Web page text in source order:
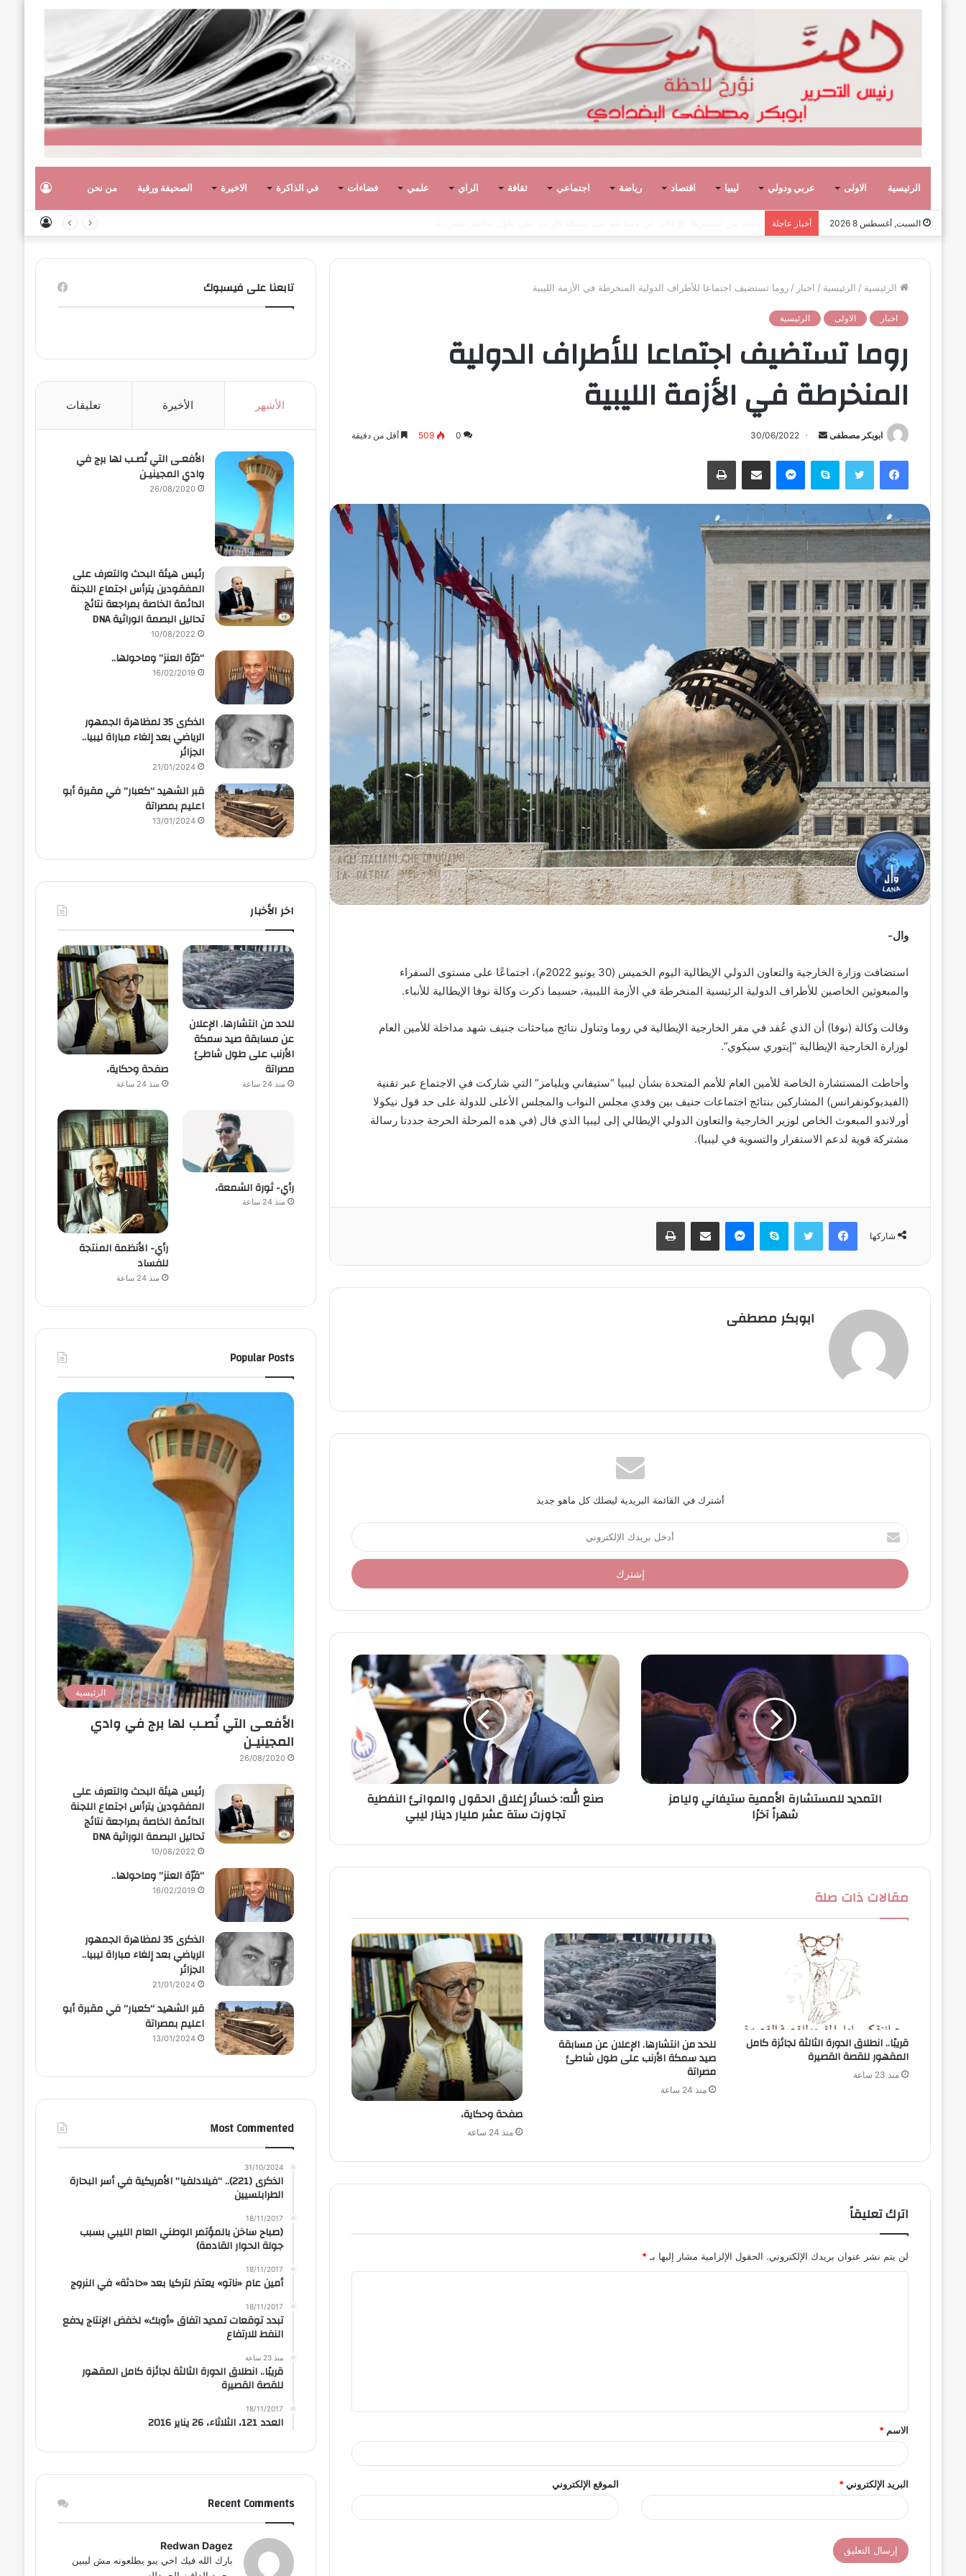
الرئيسية الاولى عربي ودولي ليبيا اقتصاد رياضة اجتماعي ثقافة الراي علمي فضاءات في الذاكرة الاخيرة الصحيفة ورقية من نحن
السبت, أغسطس 8 2026 أخبار عاجلة
الرئيسية / الرئيسية / اخبار / روما تستضيف اجتماعا للأطراف الدولية المنخرطة في الأزمة الليبية
اخبار الاولى الرئيسية
روما تستضيف اجتماعا للأطراف الدولية
المنخرطة في الأزمة الليبية
ابوبكر مصطفى
أ
ب
ر
ي
ا
إ
ل
ك
ت
ر
و
ن
ي
ا
30/06/2022
0
509 أقل من دقيقة
فيسبوك تويتر سكايب ماسنجر مشاركة عبر البريد طباعة
وال-
استضافت وزارة الخارجية والتعاون الدولي الإيطالية اليوم الخميس (30 يونيو 2022م)، اجتماعًا على مستوى السفراء
والمبعوثين الخاصين للأطراف الدولية الرئيسية المنخرطة في الأزمة الليبية، حسبما ذكرت وكالة نوفا الإيطالية للأنباء.
وقالت وكالة (نوفا) أن الذي عُقد في مقر الخارجية الإيطالية في روما وتناول نتائج مباحثات جنيف شهد مداخلة للأمين العام
لوزارة الخارجية الإيطالية “إيتوري سيكوي”.
وأحاطت المستشارة الخاصة للأمين العام للأمم المتحدة بشأن ليبيا “ستيفاني ويليامز” التي شاركت في الاجتماع عبر تقنية
(الفيديوكونفرانس) المشاركين بنتائج اجتماعات جنيف بين وفدي مجلس النواب والمجلس الأعلى للدولة على حد قول نيكولا
أورلاندو المبعوث الخاص لوزير الخارجية والتعاون الدولي الإيطالي إلى ليبيا الذي قال (في هده المرحلة الحرجة جددنا رسالة
مشتركة قوية لدعم الاستقرار والتسوية في ليبيا).
شاركها
فيسبوك تويتر سكايب ماسنجر مشاركة عبر البريد طباعة
ابوبكر مصطفى
أشترك في القائمة البريدية ليصلك كل ماهو جديد
أ
د
خ
ل
د
ا
ل
إ
التمديد للمستشارة الأممية ستيفاني وليامز
شهراً آخرًا
صنع الله: خسائر إغلاق الحقول والموانئ النفطية
تجاوزت ستة عشر مليار دينار ليبي
مقالات ذات صلة
قريبًا.. انطلاق الدورة الثالثة لجائزة كامل
المقهور للقصة القصيرة
منذ 23 ساعة
للحد من انتشارها. الإعلان عن مسابقة
صيد سمكة الأرنب على طول شاطئ
مصراتة
منذ 24 ساعة
صفحة وحكاية،
منذ 24 ساعة
اترك تعليقاً
لن يتم نشر عنوان بريدك الإلكتروني. الحقول الإلزامية مشار إليها بـ *
ق
*
الاسم *
البريد الإلكتروني* الموقع الإلكتروني
تابعنا على فيسبوك
الأشهر الأخيرة تعليقات
الأفعـى التي نُصـب لها برج في
وادي المجينيـن
26/08/2020
رئيس هيئة البحث والتعرف على
المفقودين يترأس اجتماع اللجنة
الدائمة الخاصة بمراجعة نتائج
تحاليل البصمة الوراثية DNA
10/08/2022
“قرّة العنز” وماحولها..
16/02/2019
الذكرى 35 لمظاهرة الجمهور
الرياضي بعد إلغاء مباراة ليبيا..
الجزائر
21/01/2024
قبر الشهيد “كعبار” في مقبرة أبو
اعليم بمصراتة
13/01/2024
اخر الأخبار
للحد من انتشارها. الإعلان
عن مسابقة صيد سمكة
الأرنب على طول شاطئ
مصراتة
منذ 24 ساعة
صفحة وحكاية،
منذ 24 ساعة
رأي- ثورة الشمعة،
منذ 24 ساعة
رأي- الأنظمة المنتجة
للفساد
منذ 24 ساعة
Popular Posts
الرئيسية
الأفعـى التي نُصـب لها برج في وادي
المجينيـن
26/08/2020
رئيس هيئة البحث والتعرف على
المفقودين يترأس اجتماع اللجنة
الدائمة الخاصة بمراجعة نتائج
تحاليل البصمة الوراثية DNA
10/08/2022
“قرّة العنز” وماحولها..
16/02/2019
الذكرى 35 لمظاهرة الجمهور
الرياضي بعد إلغاء مباراة ليبيا..
الجزائر
21/01/2024
قبر الشهيد “كعبار” في مقبرة أبو
اعليم بمصراتة
13/01/2024
Most Commented
31/10/2024
الذكرى (221).. “فيلادلفيا” الأمريكية في أسر البحارة
الطرابلسيين
18/11/2017
(صباح ساخن بالمؤتمر الوطني العام الليبي بسبب
جولة الحوار القادمة)
18/11/2017
أمين عام «ناتو» يعتذر لتركيا بعد «حادثة» في النروج
18/11/2017
تبدد توقعات تمديد اتفاق «أوبك» لخفض الإنتاج يدفع
النفط للارتفاع
منذ 23 ساعة
قريبًا.. انطلاق الدورة الثالثة لجائزة كامل المقهور
للقصة القصيرة
18/11/2017
العدد 121، الثلاثاء، 26 يناير 2016
Recent Comments
Redwan Dagez
بارك الله فيك اخي يبو يطلعونه مش ليبين